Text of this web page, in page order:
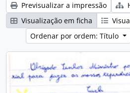
Previsualizar a impressão
Visualização em ficha
Ordenar por ordem: Título